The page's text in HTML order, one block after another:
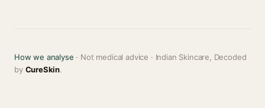
How we analyse · Not medical advice · Indian Skincare, Decoded
by CureSkin.